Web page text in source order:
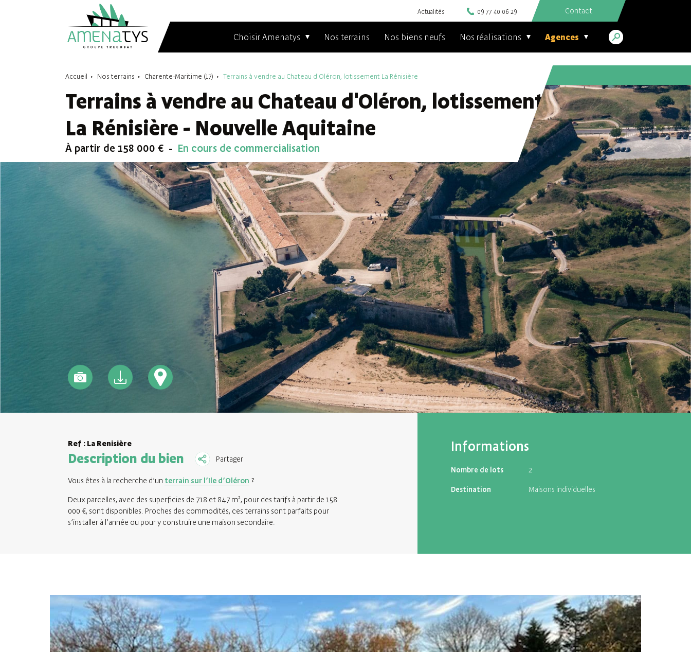
Actualités 09 77 40 06 29 Contact
Choisir Amenatys Nos terrains Nos biens neufs Nos réalisations Agences
Accueil Nos terrains Charente-Maritime (17) Terrains à vendre au Chateau d'Oléron, lotissement La Rénisière
Terrains à vendre au Chateau d'Oléron, lotissement
La Rénisière - Nouvelle Aquitaine
À partir de 158 000 € En cours de commercialisation
Ref : La Renisière
Description du bien Partager
Vous êtes à la recherche d’un terrain sur l’Ile d’Oléron ?
Deux parcelles, avec des superficies de 718 et 847 m², pour des tarifs à partir de 158
000 €, sont disponibles. Proches des commodités, ces terrains sont parfaits pour
s’installer à l’année ou pour y construire une maison secondaire.
Informations
Nombre de lots 2
Destination Maisons individuelles